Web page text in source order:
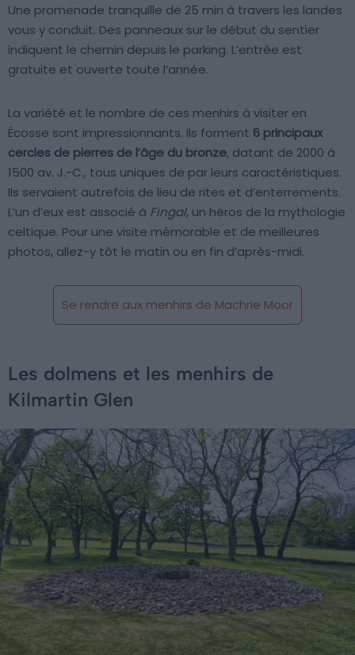
Une promenade tranquille de 25 min à travers les landes
vous y conduit. Des panneaux sur le début du sentier
indiquent le chemin depuis le parking. L’entrée est
gratuite et ouverte toute l’année.
La variété et le nombre de ces menhirs à visiter en
Écosse sont impressionnants. Ils forment 6 principaux
cercles de pierres de l’âge du bronze, datant de 2000 à
1500 av. J.-C., tous uniques de par leurs caractéristiques.
Ils servaient autrefois de lieu de rites et d’enterrements.
L’un d’eux est associé à Fingal, un héros de la mythologie
celtique. Pour une visite mémorable et de meilleures
photos, allez-y tôt le matin ou en fin d’après-midi.
Se rendre aux menhirs de Machrie Moor
Les dolmens et les menhirs de
Kilmartin Glen